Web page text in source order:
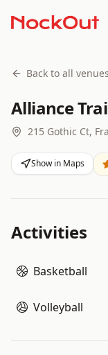
Back to all venues
Alliance
215 Gothic Ct,
Show in Maps
Activities
Basketball
Volleyball